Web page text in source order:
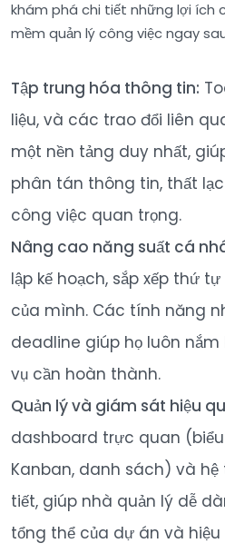
khám phá chi tiết những lợi ích
mềm quản lý công việc ngay
Tập trung hóa thông tin:
liệu, và các trao đổi liên
một nền tảng duy nhất,
phân tán thông tin, thất
công việc quan trọng.
Nâng cao năng suất cá
lập kế hoạch, sắp xếp thứ
của mình. Các tính năng
deadline giúp họ luôn
vụ cần hoàn thành.
Quản lý và giám sát hiệu
dashboard trực quan
Kanban, danh sách) và
tiết, giúp nhà quản lý dễ
tổng thể của dự án và